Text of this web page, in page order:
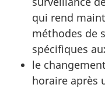
qui rend
méthodes de
spécifiques
le
horaire après